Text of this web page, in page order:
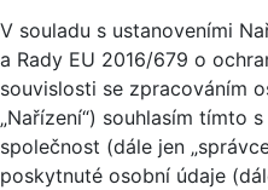
V souladu s ustanoveními
a Rady EU 2016/679 o
souvislosti se zpracováním
„Nařízení“) souhlasím tímto
společnost (dále jen
poskytnuté osobní údaje